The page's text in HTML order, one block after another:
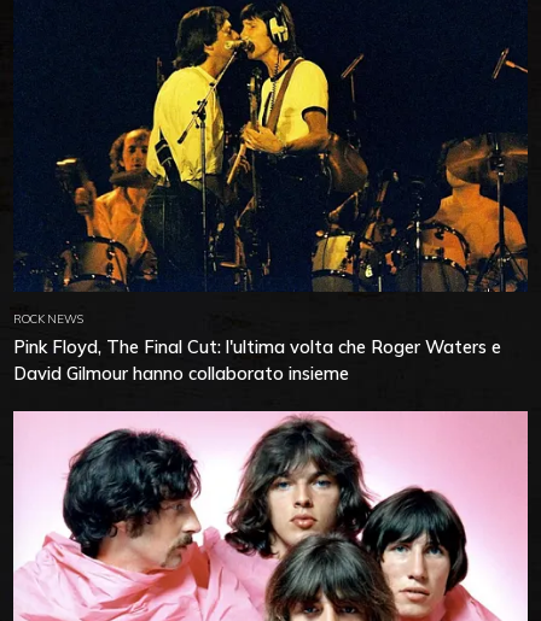
ROCK NEWS
Pink Floyd, The Final Cut: l'ultima volta che Roger Waters e
David Gilmour hanno collaborato insieme